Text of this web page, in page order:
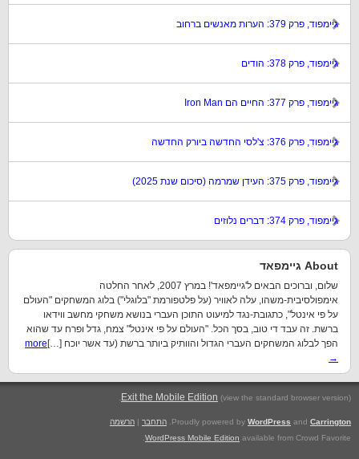
גיימפוד, פרק 379: הערות מאנשים ברחוב
גיימפוד, פרק 378: הודים
גיימפוד, פרק 377: החיים הם Iron Man
גיימפוד, פרק 376: צ'לסי החדשה ביורק החדשה
גיימפוד, פרק 375: העידן שמרמה (סיכום שנת 2025)
גיימפוד, פרק 374: דברים נלוזים
About גיימפאד
שלום, וברוכים הבאים ל'גיימפאד'! במרץ 2007, לאחר החלטה
אימפולסיבית-משהו, עלה לאוויר (על פלטפורמת "בלוגלי") בלוג המשחקים "העולם
על פי אינטל", כתגובת-נגד למיעוט התוכן העברי בנושא משחקי מחשב ווידאו
ברשת. זה עבד די טוב, בסך הכל. "העולם על פי אינטל" צמח, גדל ופרח עד שהוא
הפך לבלוג המשחקים העברי הגדול והוותיק ביותר ברשת (עד אשר יוכח […] more
→
Exit the Mobile Edition (view the standard browser version)
.
Proudly powered by WordPress and Carrington התחבר | הרשמה
WordPress Mobile Edition available from Crowd Favorite.